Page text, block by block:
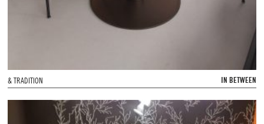
& TRADITION IN BETWEEN